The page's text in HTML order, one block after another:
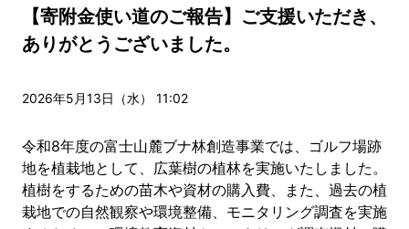
【寄附金使い道のご報告】ご支援いただき、
ありがとうございました。
2026年5月13日（水） 11:02
令和8年度の富士山麓ブナ林創造事業では、ゴルフ場跡
地を植栽地として、広葉樹の植林を実施いたしました。
植樹をするための苗木や資材の購入費、また、過去の植
栽地での自然観察や環境整備、モニタリング調査を実施